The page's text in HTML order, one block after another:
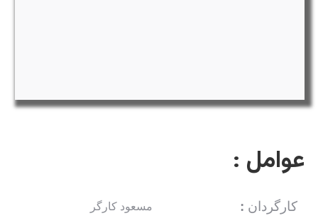
عوامل :
کارگردان : مسعود کارگر